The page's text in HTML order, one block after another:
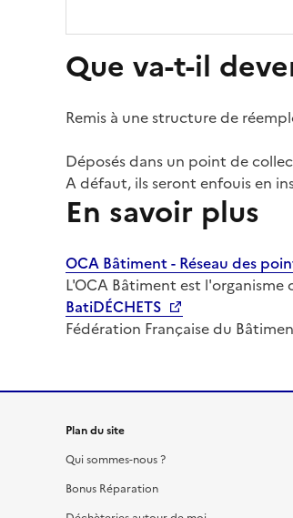
Que va-t-il
Remis à une structure de
Déposés dans un point de
A défaut, ils seront enfouis en
En savoir plus
OCA Bâtiment - Réseau des
L'OCA Bâtiment est
BatiDÉCHETS
Fédération Française du
Plan du site
Qui sommes-nous ?
Bonus Réparation